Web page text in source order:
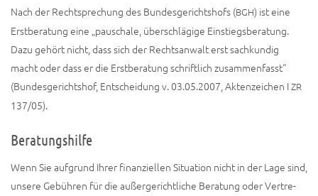
Nach der Recht­spre­chung des Bun­des­ge­richts­hofs (BGH) ist eine
Erst­be­ra­tung eine „pau­scha­le, über­schlä­gi­ge Ein­stiegs­be­ra­tung.
Dazu gehört nicht, dass sich der Rechts­an­walt erst sach­kun­dig
macht oder dass er die Erst­be­ra­tung schrift­lich zusam­men­fasst“
(Bun­des­ge­richts­hof, Ent­schei­dung v. 03.05.2007, Akten­zei­chen IZR
137/05).
Beratungshilfe
Wenn Sie auf­grund Ihrer finan­zi­el­len Situa­ti­on nicht in der Lage sind,
unse­re Gebüh­ren für die außer­ge­richt­li­che Bera­tung oder Ver­tre­